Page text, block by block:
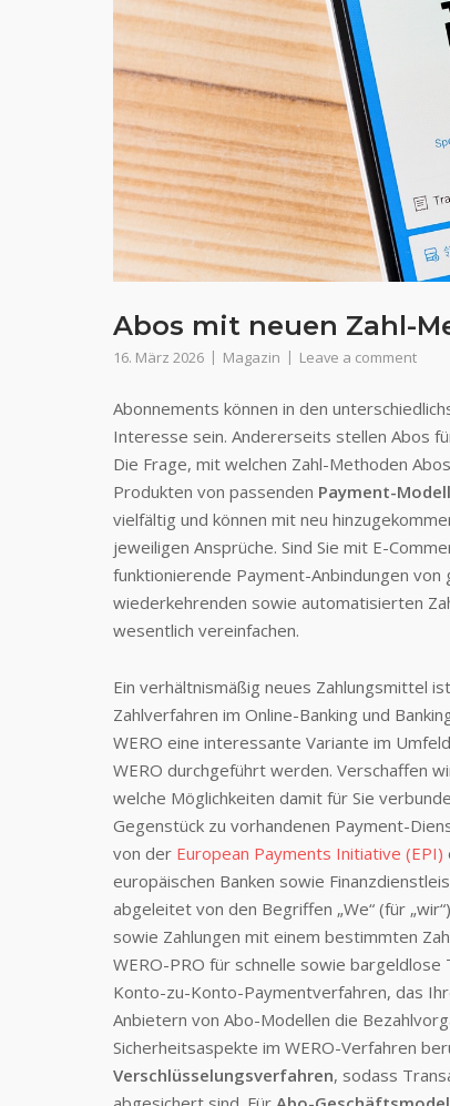
Abos mit neuen Zahl-
16. März 2026 Magazin Leave a comment
Abonnements können in den
Interesse sein. Andererseits stellen Abos
Die Frage, mit welchen Zahl-Methoden
Produkten von passenden Payment-
vielfältig und können mit neu
jeweiligen Ansprüche. Sind Sie mit E-
funktionierende Payment-Anbindungen
wiederkehrenden sowie automatisierten
wesentlich vereinfachen.
Ein verhältnismäßig neues Zahlungsmittel ist
Zahlverfahren im Online-Banking und
WERO eine interessante Variante im
WERO durchgeführt werden. Verschaffen
welche Möglichkeiten damit für Sie
Gegenstück zu vorhandenen Payment-
von der European Payments Initiative (EPI)
europäischen Banken sowie
abgeleitet von den Begriffen „We“ (für
sowie Zahlungen mit einem bestimmten
WERO-PRO für schnelle sowie
Konto-zu-Konto-Paymentverfahren, das
Anbietern von Abo-Modellen die
Sicherheitsaspekte im WERO-Verfahren
Verschlüsselungsverfahren, sodass